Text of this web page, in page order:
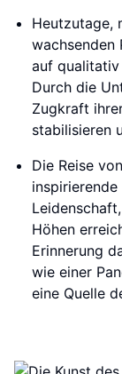
Heutzutage,
wachsenden
auf
Durch die
Zugkraft
stabilisieren
Die Reise
Höhen
Erinnerung
wie einer
eine Quelle